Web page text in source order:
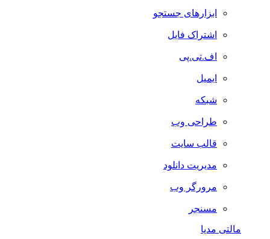
ابزارهای جستجو
اشتراک فایل
اف.تی.پی
ایمیل
شبکه
طراحی وب
قالب سایت
مدیریت دانلود
مرورگر وب
مسنجر
مالتی مدیا